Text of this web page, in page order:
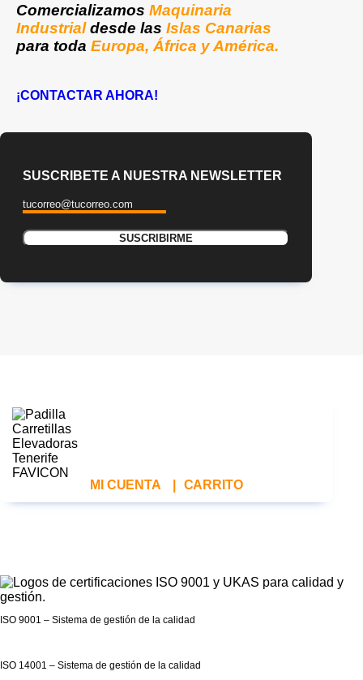
Comercializamos Maquinaria
Industrialdesde las Islas Canarias
para toda Europa, África y América.
¡CONTACTAR AHORA!
SUSCRIBETE A NUESTRA NEWSLETTER
MI CUENTA CARRITO
ISO 9001 – Sistema de gestión de la calidad
ISO 14001 – Sistema de gestión de la calidad